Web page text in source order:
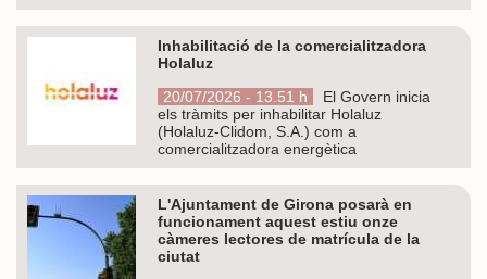
Inhabilitació de la comercialitzadora
Holaluz
20/07/2026 - 13.51 h
El Govern inicia
els tràmits per inhabilitar Holaluz
(Holaluz-Clidom, S.A.) com a
comercialitzadora energètica
L'Ajuntament de Girona posarà en
funcionament aquest estiu onze
càmeres lectores de matrícula de la
ciutat